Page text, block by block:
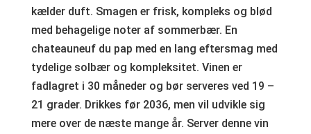
kælder duft. Smagen er frisk, kompleks og blød
med behagelige noter af sommerbær. En
chateauneuf du pap med en lang eftersmag med
tydelige solbær og kompleksitet. Vinen er
fadlagret i 30 måneder og bør serveres ved 19 –
21 grader. Drikkes før 2036, men vil udvikle sig
mere over de næste mange år. Server denne vin